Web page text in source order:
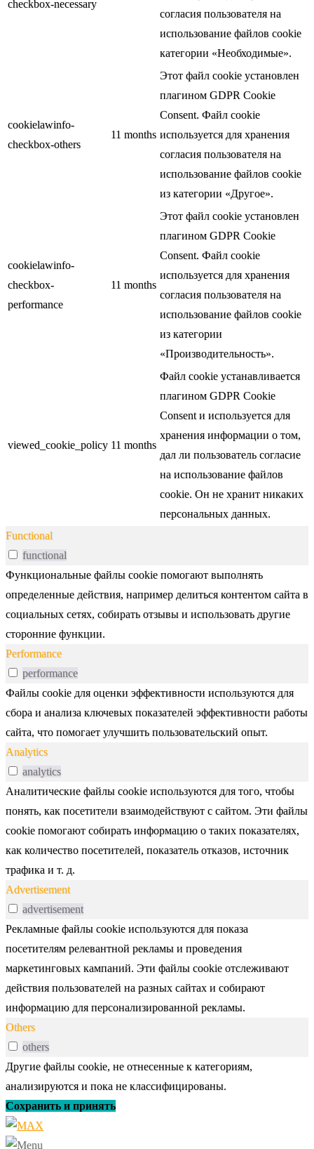
checkbox-necessary
согласия пользователя на
использование файлов cookie
категории «Необходимые».
cookielawinfo-
checkbox-others
11 months
Этот файл cookie установлен
плагином GDPR Cookie
Consent. Файл cookie
используется для хранения
согласия пользователя на
использование файлов cookie
из категории «Другое».
cookielawinfo-
checkbox-
performance
11 months
Этот файл cookie установлен
плагином GDPR Cookie
Consent. Файл cookie
используется для хранения
согласия пользователя на
использование файлов cookie
из категории
«Производительность».
viewed_cookie_policy 11 months
Файл cookie устанавливается
плагином GDPR Cookie
Consent и используется для
хранения информации о том,
дал ли пользователь согласие
на использование файлов
cookie. Он не хранит никаких
персональных данных.
Functional
functional
Функциональные файлы cookie помогают выполнять
определенные действия, например делиться контентом сайта в
социальных сетях, собирать отзывы и использовать другие
сторонние функции.
Performance
performance
Файлы cookie для оценки эффективности используются для
сбора и анализа ключевых показателей эффективности работы
сайта, что помогает улучшить пользовательский опыт.
Analytics
analytics
Аналитические файлы cookie используются для того, чтобы
понять, как посетители взаимодействуют с сайтом. Эти файлы
cookie помогают собирать информацию о таких показателях,
как количество посетителей, показатель отказов, источник
трафика и т. д.
Advertisement
advertisement
Рекламные файлы cookie используются для показа
посетителям релевантной рекламы и проведения
маркетинговых кампаний. Эти файлы cookie отслеживают
действия пользователей на разных сайтах и собирают
информацию для персонализированной рекламы.
Others
others
Другие файлы cookie, не отнесенные к категориям,
анализируются и пока не классифицированы.
Сохранить и принять